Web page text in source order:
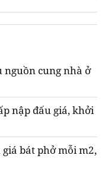
cung nhà ở
nập đấu giá, khởi
bát phở mỗi m2,